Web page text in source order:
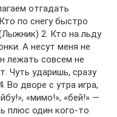
отгадать
по снегу быстро
2. Кто на льду
А несут меня не
лежать совсем не
Чуть ударишь, сразу
Во дворе с утра игра,
«мимо!», «бей!» —
плюс один кого-то